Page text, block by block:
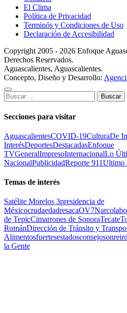
El Clima
Política de Privacidad
Terminós y Condiciones de Uso
Declaración de Accesibilidad
Copyright 2005 - 2026 Enfoque
Derechos Reservados.
Aguascalientes, Aguascalientes.
Concepto, Diseño y Desarrollo:
Buscar:
Secciones para visitar
AguascalientesCOVID-19CulturaDe
InterésDeportesDestacadasEnfoque
TVGeneralImpresoInternacionalLo
NacionalPublicidadReporte 911Ultimo
Temas de interés
Satélite Morelos 3presidencia de
MéxicocrudaedadresacaOV7
de TepicCimarrones de SonoraTecate
RománDirección de Tránsito y
Alimentosfuertesestadosconsejosonreir
la Gente